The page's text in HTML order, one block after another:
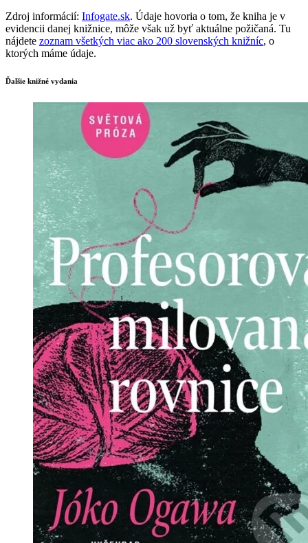
Zdroj informácií: Infogate.sk. Údaje hovoria o tom, že kniha je v
evidencii danej knižnice, môže však už byť aktuálne požičaná. Tu
nájdete zoznam všetkých viac ako 200 slovenských knižníc, o
ktorých máme údaje.
Ďalšie knižné vydania